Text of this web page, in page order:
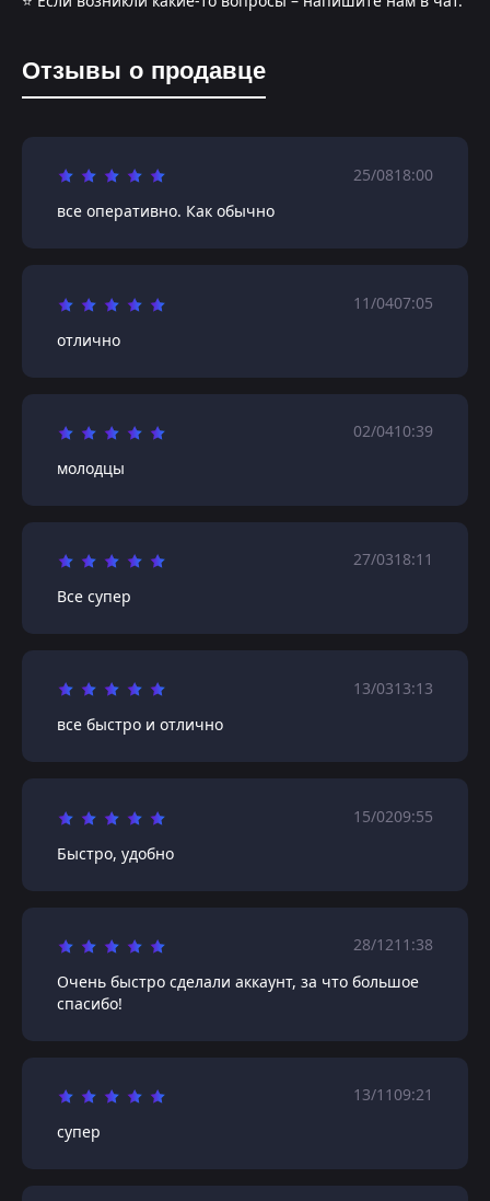
Отзывы о продавце
25/0818:00
все оперативно. Как обычно
11/0407:05
отлично
02/0410:39
молодцы
27/0318:11
Все супер
13/0313:13
все быстро и отлично
15/0209:55
Быстро, удобно
28/1211:38
Очень быстро сделали аккаунт, за что большое
спасибо!
13/1109:21
супер